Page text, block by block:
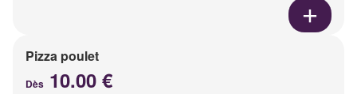
Pizza poulet
Dès 10.00 €